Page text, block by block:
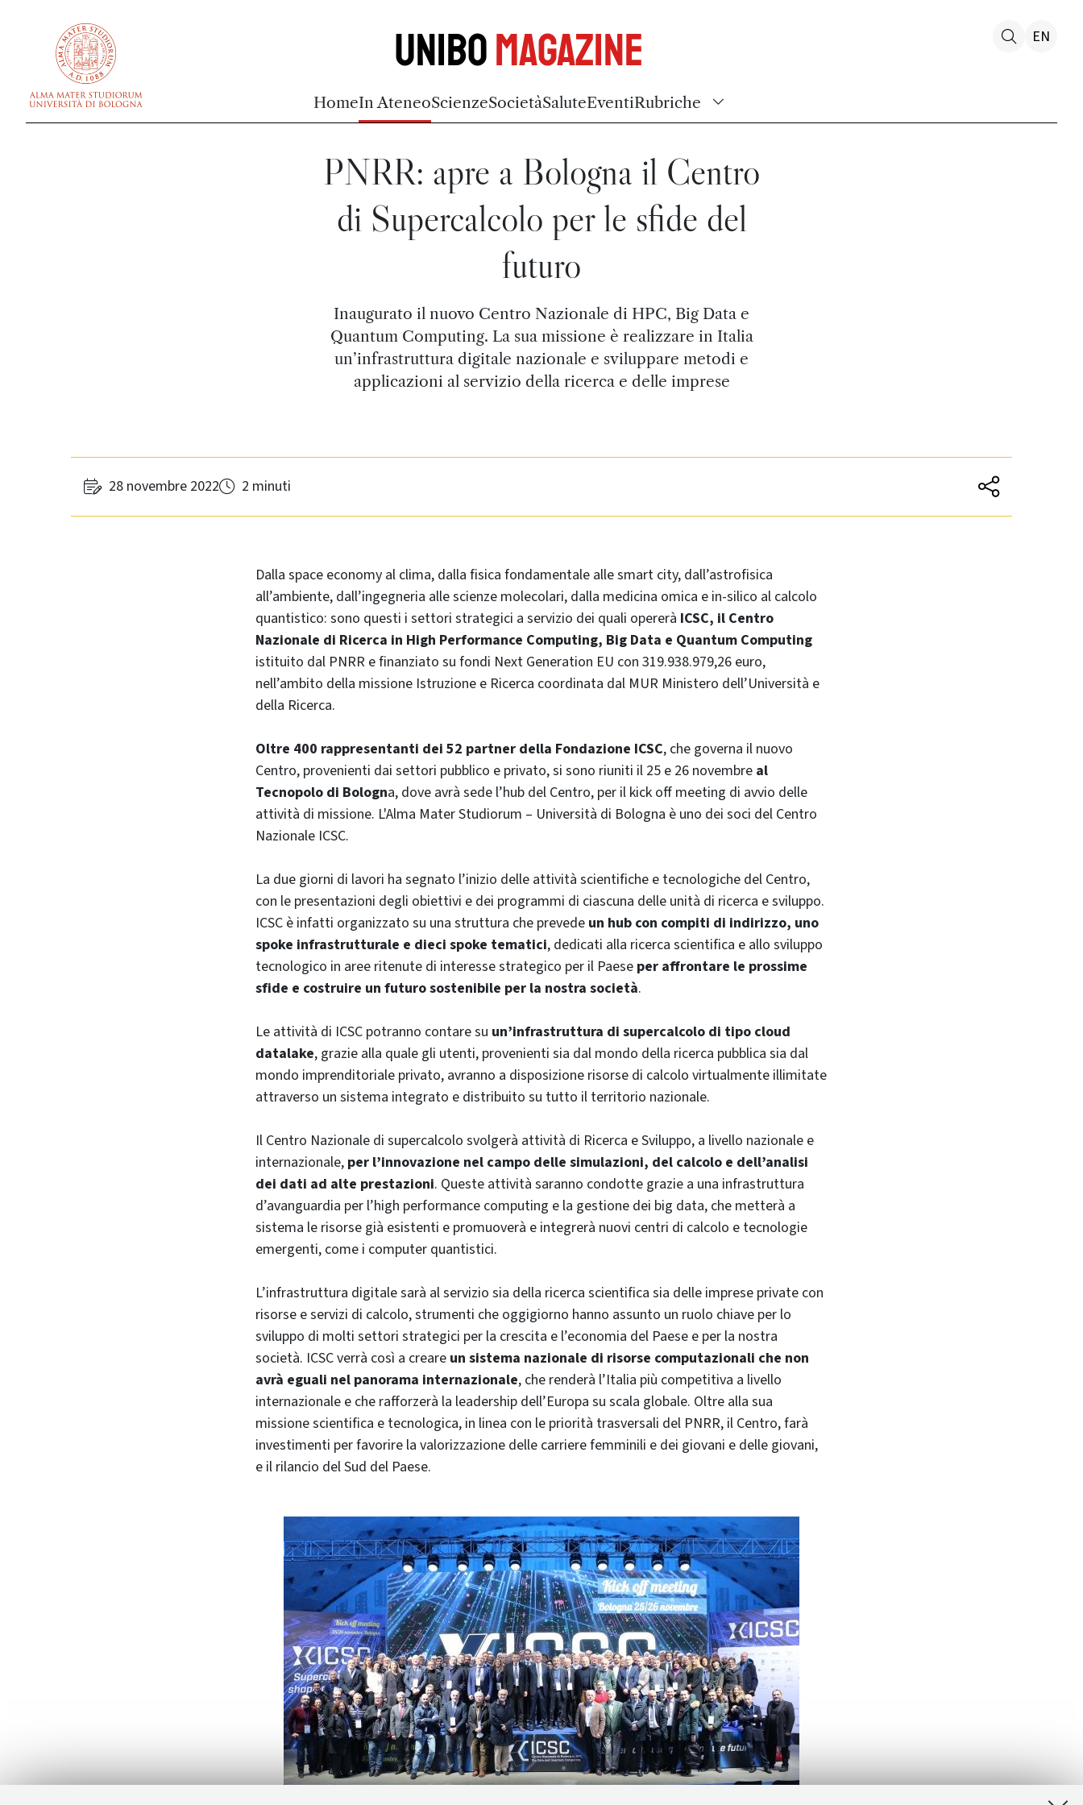
UniboMagazine
HomeIn AteneoScienzeSocietàSaluteEventiRubriche
EN
PNRR: apre a Bologna il Centro
di Supercalcolo per le sfide del
futuro
Inaugurato il nuovo Centro Nazionale di HPC, Big Data e
Quantum Computing. La sua missione è realizzare in Italia
un’infrastruttura digitale nazionale e sviluppare metodi e
applicazioni al servizio della ricerca e delle imprese
28 novembre 2022 2 minuti
Dalla space economy al clima, dalla fisica fondamentale alle smart city, dall’astrofisica
all’ambiente, dall’ingegneria alle scienze molecolari, dalla medicina omica e in-silico al calcolo
quantistico: sono questi i settori strategici a servizio dei quali opererà ICSC, il Centro
Nazionale di Ricerca in High Performance Computing, Big Data e Quantum Computing
istituito dal PNRR e finanziato su fondi Next Generation EU con 319.938.979,26 euro,
nell’ambito della missione Istruzione e Ricerca coordinata dal MUR Ministero dell’Università e
della Ricerca.
Oltre 400 rappresentanti dei 52 partner della Fondazione ICSC, che governa il nuovo
Centro, provenienti dai settori pubblico e privato, si sono riuniti il 25 e 26 novembre al
Tecnopolo di Bologna, dove avrà sede l’hub del Centro, per il kick off meeting di avvio delle
attività di missione. L'Alma Mater Studiorum – Università di Bologna è uno dei soci del Centro
Nazionale ICSC.
La due giorni di lavori ha segnato l’inizio delle attività scientifiche e tecnologiche del Centro,
con le presentazioni degli obiettivi e dei programmi di ciascuna delle unità di ricerca e sviluppo.
ICSC è infatti organizzato su una struttura che prevede un hub con compiti di indirizzo, uno
spoke infrastrutturale e dieci spoke tematici, dedicati alla ricerca scientifica e allo sviluppo
tecnologico in aree ritenute di interesse strategico per il Paese per affrontare le prossime
sfide e costruire un futuro sostenibile per la nostra società.
Le attività di ICSC potranno contare su un’infrastruttura di supercalcolo di tipo cloud
datalake, grazie alla quale gli utenti, provenienti sia dal mondo della ricerca pubblica sia dal
mondo imprenditoriale privato, avranno a disposizione risorse di calcolo virtualmente illimitate
attraverso un sistema integrato e distribuito su tutto il territorio nazionale.
Il Centro Nazionale di supercalcolo svolgerà attività di Ricerca e Sviluppo, a livello nazionale e
internazionale, per l’innovazione nel campo delle simulazioni, del calcolo e dell’analisi
dei dati ad alte prestazioni. Queste attività saranno condotte grazie a una infrastruttura
d’avanguardia per l’high performance computing e la gestione dei big data, che metterà a
sistema le risorse già esistenti e promuoverà e integrerà nuovi centri di calcolo e tecnologie
emergenti, come i computer quantistici.
L’infrastruttura digitale sarà al servizio sia della ricerca scientifica sia delle imprese private con
risorse e servizi di calcolo, strumenti che oggigiorno hanno assunto un ruolo chiave per lo
sviluppo di molti settori strategici per la crescita e l’economia del Paese e per la nostra
società. ICSC verrà così a creare un sistema nazionale di risorse computazionali che non
avrà eguali nel panorama internazionale, che renderà l’Italia più competitiva a livello
internazionale e che rafforzerà la leadership dell’Europa su scala globale. Oltre alla sua
missione scientifica e tecnologica, in linea con le priorità trasversali del PNRR, il Centro, farà
investimenti per favorire la valorizzazione delle carriere femminili e dei giovani e delle giovani,
e il rilancio del Sud del Paese.